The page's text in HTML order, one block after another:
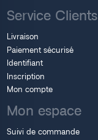
Service Clients
Livraison
Paiement sécurisé
Identifiant
Inscription
Mon compte
Mon espace
Suivi de commande